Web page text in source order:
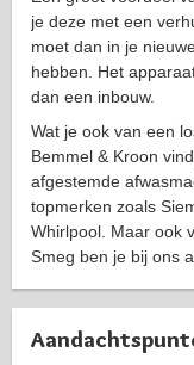
je deze met een
moet dan in je
hebben. Het
dan een inbouw.
Wat je ook van een
Bemmel & Kroon
afgestemde
topmerken zoals
Whirlpool. Maar ook
Smeg ben je bij ons